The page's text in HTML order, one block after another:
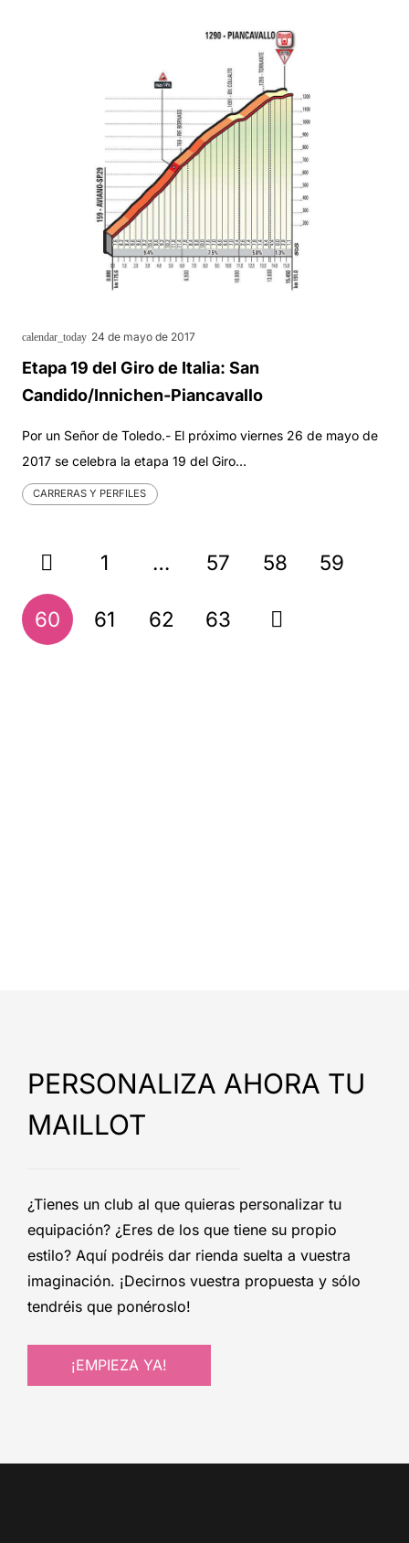
calendar_today 24 de mayo de 2017
Etapa 19 del Giro de Italia: San
Candido/Innichen-Piancavallo
Por un Señor de Toledo.- El próximo viernes 26 de mayo de
2017 se celebra la etapa 19 del Giro…
CARRERAS Y PERFILES
1 … 57 58 59
60 61 62 63
PERSONALIZA AHORA TU
MAILLOT
¿Tienes un club al que quieras personalizar tu
equipación? ¿Eres de los que tiene su propio
estilo? Aquí podréis dar rienda suelta a vuestra
imaginación. ¡Decirnos vuestra propuesta y sólo
tendréis que ponéroslo!
¡EMPIEZA YA!